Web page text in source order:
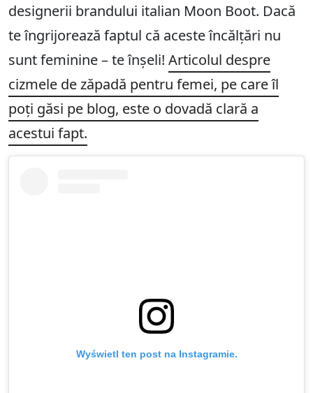
designerii brandului italian Moon Boot. Dacă
te îngrijorează faptul că aceste încălțări nu
sunt feminine – te înșeli! Articolul despre
cizmele de zăpadă pentru femei, pe care îl
poți găsi pe blog, este o dovadă clară a
acestui fapt.
Wyświetl ten post na Instagramie.